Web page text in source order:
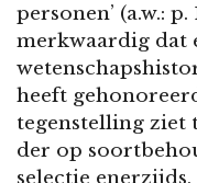
personen’ (a.w.:
merkwaardig dat
heeft
tegenstelling ziet
der op
selectie